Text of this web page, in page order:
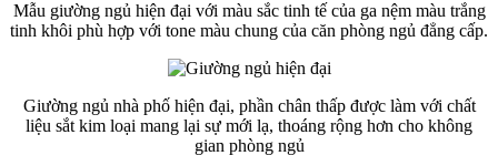
Mẫu giường ngủ hiện đại với màu sắc tinh tế của ga nệm màu trắng
tinh khôi phù hợp với tone màu chung của căn phòng ngủ đẳng cấp.
Giường ngủ nhà phố hiện đại, phần chân thấp được làm với chất
liệu sắt kim loại mang lại sự mới lạ, thoáng rộng hơn cho không
gian phòng ngủ